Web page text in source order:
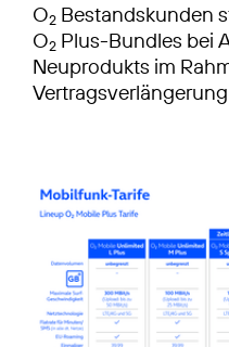
O2 Bestandskunden
O2 Plus-Bundles bei
Neuprodukts im